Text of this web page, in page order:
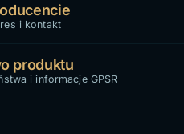
i kontakt
produktu
i informacje GPSR